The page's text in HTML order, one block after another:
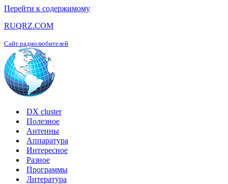
Перейти к содержимому
RUQRZ.COM
Сайт радиолюбителей
DX cluster
Полезное
Антенны
Аппаратура
Интересное
Разное
Программы
Литература